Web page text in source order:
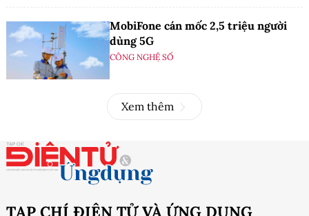
MobiFone cán mốc 2,5 triệu người
dùng 5G
CÔNG NGHỆ SỐ
Xem thêm
TẠP CHÍ ĐIỆN TỬ VÀ ỨNG DỤNG